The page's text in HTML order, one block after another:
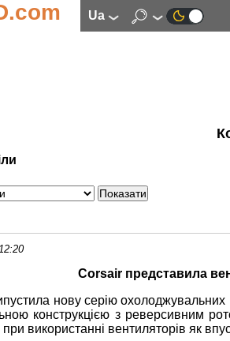
ua
Corsair представила
нову серію охолоджувальних
конструкцією з реверсивним
використанні вентиляторів як